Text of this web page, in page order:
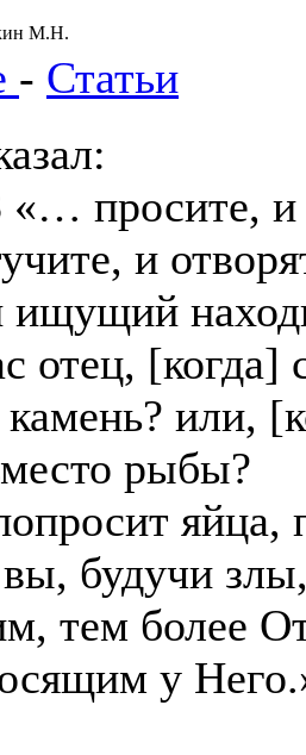
М.Н.
- Статьи
просите, и
и
ищущий
отец,
или,
рыбы?
яйца,
будучи
тем более
у